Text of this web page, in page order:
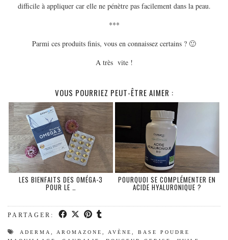
difficile à appliquer car elle ne pénètre pas facilement dans la peau.
***
Parmi ces produits finis, vous en connaissez certains ? 🙂
A très vite !
VOUS POURRIEZ PEUT-ÊTRE AIMER :
LES BIENFAITS DES OMÉGA-3
POUR LE …
POURQUOI SE COMPLÉMENTER EN
ACIDE HYALURONIQUE ?
PARTAGER:
ADERMA AROMAZONE AVÈNE
BASE POUDRE